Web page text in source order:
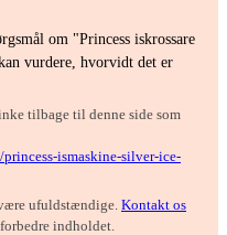
om "Princess iskrossare
vurdere, hvorvidt det er
tilbage til denne side som
ismaskine-silver-ice-
ufuldstændige. Kontakt os
indholdet.